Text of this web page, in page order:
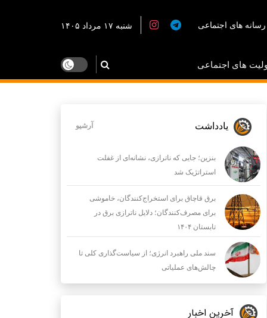
های اجتماعی شنبه ۱۷ مرداد ۱۴۰۵
های اجتماعی
یادداشت آرشیو
بنزین؛ جایی که ناترازی، نشانه‌ای از غفلت
استراتژیک شد
برق قاچاق برای استخراج‌کنندگان، خاموشی
برای مصرف‌کنندگان؛ دلایل ناترازی برق در
تابستان ۱۴۰۴
سند ملی راهبرد انرژی؛ از سیاست‌گذاری کلی تا
چالش‌های عملیاتی
آخرین اخبار